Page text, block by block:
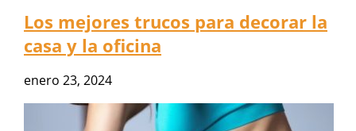
Los mejores trucos para decorar la
casa y la oficina
enero 23, 2024